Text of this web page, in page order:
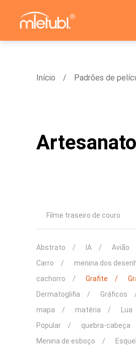
Início Padrões de
Filme traseiro de couro
Abstrato IA Avião
Carro
menina dos
cachorro
Grafite
Dermatoglifia
Gráficos
mapa
matéria Lua
Popular
quebra-cabeça
Menina de esboço